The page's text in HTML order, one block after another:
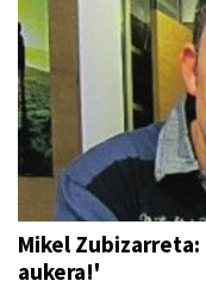
Mikel
aukera!'